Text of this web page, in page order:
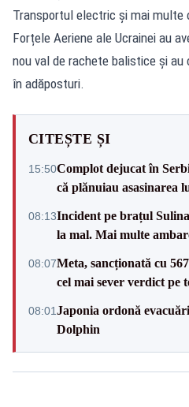
Transportul electric și mai multe
Forțele Aeriene ale Ucrainei au
nou val de rachete balistice și
în adăposturi.
CITEȘTE ȘI
15:50Complot dejucat în
că plănuiau asasinarea
08:13Incident pe brațul
la mal. Mai multe
08:07Meta, sancționată cu
cel mai sever verdict pe
08:01Japonia ordonă
Dolphin